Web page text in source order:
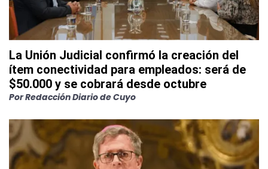
La Unión Judicial confirmó la creación del
ítem conectividad para empleados: será de
$50.000 y se cobrará desde octubre
PorRedacción Diario de Cuyo